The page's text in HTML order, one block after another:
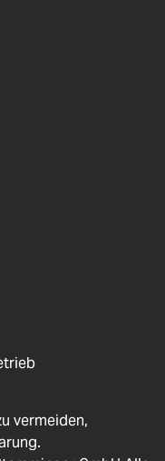
vermeiden,